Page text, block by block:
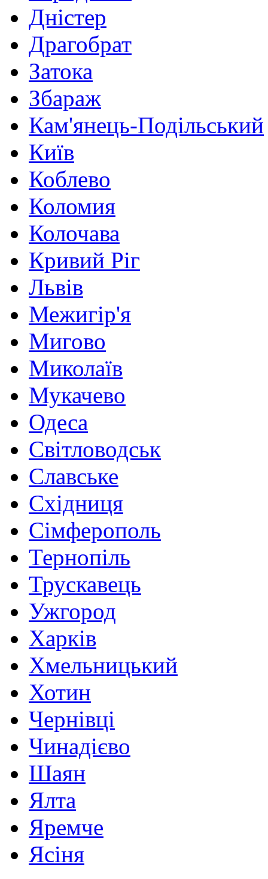
Дністер
Драгобрат
Затока
Збараж
Кам'янець-Подільський
Київ
Коблево
Коломия
Колочава
Кривий Ріг
Львів
Межигір'я
Мигово
Миколаїв
Мукачево
Одеса
Світловодськ
Славське
Східниця
Сімферополь
Тернопіль
Трускавець
Ужгород
Харків
Хмельницький
Хотин
Чернівці
Чинадієво
Шаян
Ялта
Яремче
Ясіня